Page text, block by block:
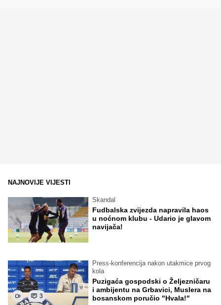
NAJNOVIJE VIJESTI
Skandal
Fudbalska zvijezda napravila haos
u noćnom klubu - Udario je glavom
navijača!
3
Press-konferencija nakon utakmice prvog
kola
Puzigaća gospodski o Željezničaru
i ambijentu na Grbavici, Muslera na
bosanskom poručio "Hvala!"